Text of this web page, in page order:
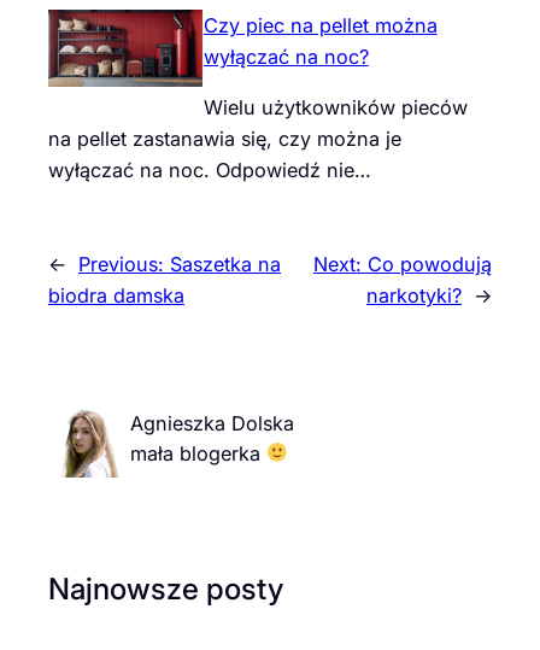
Czy piec na pellet można
wyłączać na noc?
Wielu użytkowników pieców
na pellet zastanawia się, czy można je
wyłączać na noc. Odpowiedź nie…
← Previous: Saszetka na
biodra damska
Next: Co powodują
narkotyki? →
Agnieszka Dolska
mała blogerka
Najnowsze posty